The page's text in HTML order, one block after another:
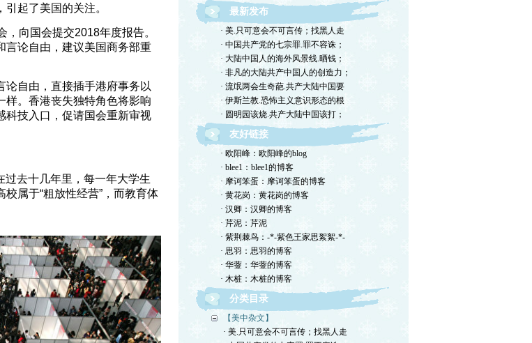
起了美国的关注。
向国会提交2018年度报告。
言论自由，建议美国商务部重
论自由，直接插手港府事务以
样。香港丧失独特角色将影响
科技入口，促请国会重新审视
去十几年里，每一年大学生
属于“粗放性经营”，而教育体
最新发布
· 美.只可意会不可言传；找黑人走
· 中国共产党的七宗罪.罪不容诛；
· 大陆中国人的海外风景线.晒钱；
· 非凡的大陆共产中国人的创造力；
· 流氓两会生奇葩.共产大陆中国要
· 伊斯兰教.恐怖主义意识形态的根
· 圆明园该烧.共产大陆中国该打；
友好链接
· 欧阳峰：欧阳峰的blog
· blee1：blee1的博客
· 摩诃笨蛋：摩诃笨蛋的博客
· 黄花岗：黄花岗的博客
· 汉卿：汉卿的博客
· 芹泥：芹泥
· 紫荆棘鸟：-*-紫色王家思絮絮-*-
· 思羽：思羽的博客
· 华蓥：华蓥的博客
· 木桩：木桩的博客
分类目录
【美中杂文】
· 美.只可意会不可言传；找黑人走